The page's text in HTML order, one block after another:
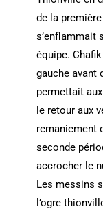
de la
s’enflammait
équipe.
gauche avant
permettait
le retour aux
remaniement
seconde
accrocher le
Les messins
l’ogre